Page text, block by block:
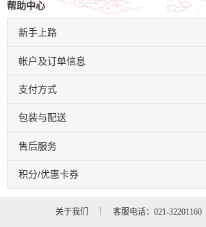
帮助中心
新手上路
click to expand contents
帐户及订单信息
click to expand contents
支付方式
click to expand contents
包装与配送
click to expand contents
售后服务
click to expand contents
积分/优惠卡券
click to expand contents
关于我们 ｜ 客服电话：021-32201160